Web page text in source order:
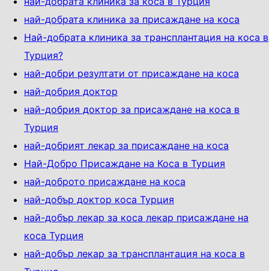
най-добрата клиника за присаждане на коса
Най-добрата клиника за трансплантация на коса в
Турция?
най-добри резултати от присаждане на коса
най-добрия доктор
най-добрия доктор за присаждане на коса в
Турция
най-добрият лекар за присаждане на коса
Най-Добро Присаждане на Коса в Турция
най-доброто присаждане на коса
най-добър доктор коса Турция
най-добър лекар за коса лекар присаждане на
коса Турция
най-добър лекар за трансплантация на коса в